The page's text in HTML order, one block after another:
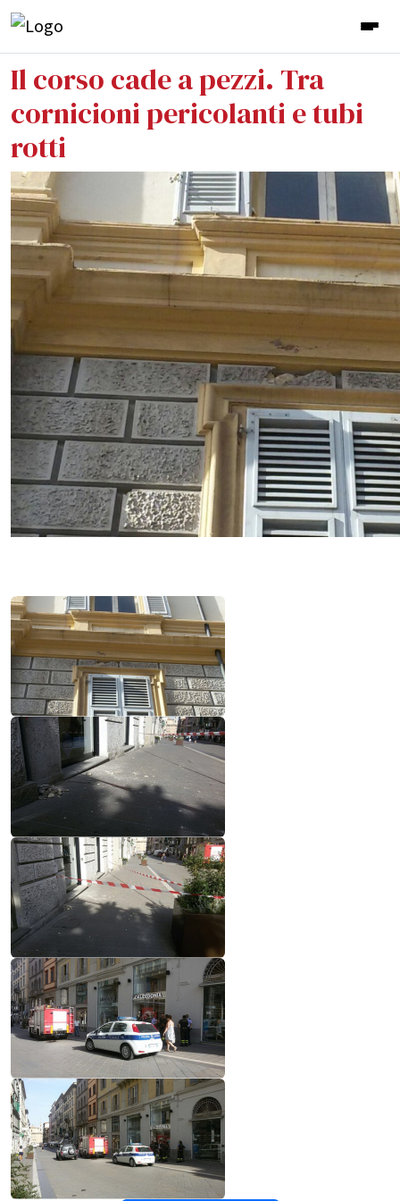
Il corso cade a pezzi. Tra
cornicioni pericolanti e tubi
rotti